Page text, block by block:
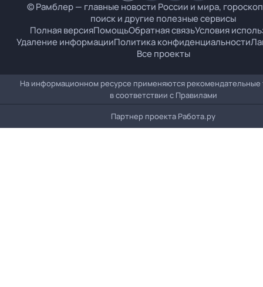
© Рамблер — главные новости России и мира,
поиск и другие полезные сервисы
Полная версияПомощьОбратная связьУсловия
Удаление информацииПолитика конфиденциальности
Все проекты
На информационном ресурсе применяются рекомендательные
в соответствии с Правилами
Партнер проекта Работа.ру